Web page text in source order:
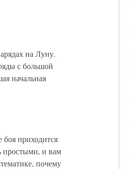
на Луну.
с большой
начальная
приходится
простыми, и вам
почему